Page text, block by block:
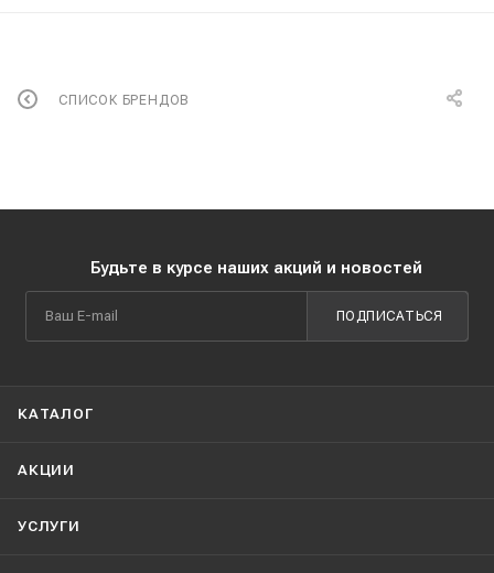
СПИСОК БРЕНДОВ
Будьте в курсе наших акций и новостей
ПОДПИСАТЬСЯ
КАТАЛОГ
АКЦИИ
УСЛУГИ